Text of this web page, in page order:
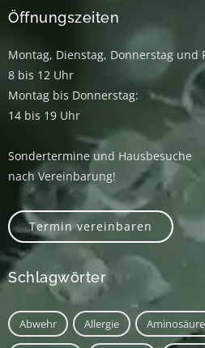
Öffnungszeiten
Montag, Dienstag, Donnerstag und
8 bis 12 Uhr
Montag bis Donnerstag:
14 bis 19 Uhr
Sondertermine und Hausbesuche
nach Vereinbarung!
Termin vereinbaren
Schlagwörter
Abwehr Allergie